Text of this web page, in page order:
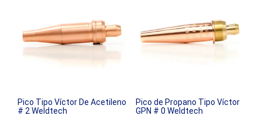
Pico Tipo Víctor De Acetileno
# 2 Weldtech
Pico de Propano Tipo Víctor
GPN # 0 Weldtech